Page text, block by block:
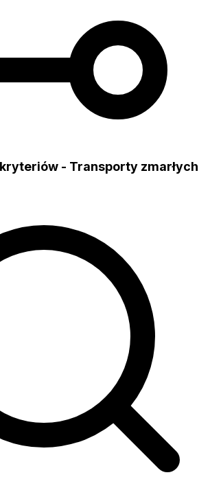
- Transporty zmarłych